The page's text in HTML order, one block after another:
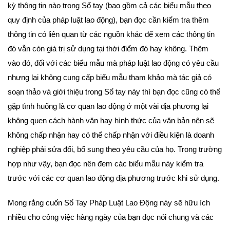
kỳ thông tin nào trong Sổ tay (bao gồm cả các biểu mẫu theo
quy định của pháp luật lao động), bạn đọc cần kiểm tra thêm
thông tin có liên quan từ các nguồn khác để xem các thông tin
đó vẫn còn giá trị sử dụng tại thời điểm đó hay không. Thêm
vào đó, đối với các biểu mẫu mà pháp luật lao động có yêu cầu
nhưng lại không cung cấp biểu mẫu tham khảo mà tác giả có
soạn thảo và giới thiệu trong Sổ tay này thì bạn đọc cũng có thể
gặp tình huống là cơ quan lao động ở một vài địa phương lại
không quen cách hành văn hay hình thức của văn bản nên sẽ
không chấp nhận hay có thể chấp nhận với điều kiện là doanh
nghiệp phải sửa đổi, bổ sung theo yêu cầu của họ. Trong trường
hợp như vậy, bạn đọc nên đem các biểu mẫu này kiểm tra
trước với các cơ quan lao động địa phương trước khi sử dụng.
Mong rằng cuốn Sổ Tay Pháp Luật Lao Động này sẽ hữu ích
nhiều cho công việc hàng ngày của bạn đọc nói chung và các